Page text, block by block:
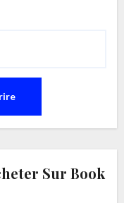
Sur Book